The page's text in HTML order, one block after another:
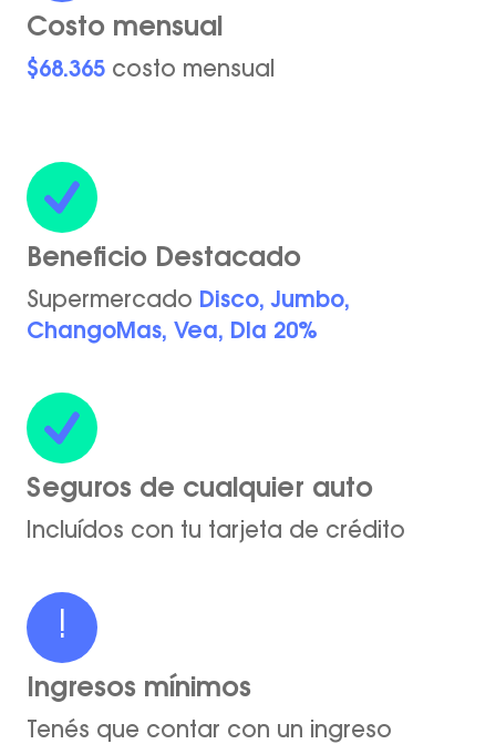
Costo mensual
$68.365 costo mensual
Beneficio Destacado
Supermercado Disco, Jumbo,
ChangoMas, Vea, DIa 20%
Seguros de cualquier auto
Incluídos con tu tarjeta de crédito
!
Ingresos mínimos
Tenés que contar con un ingreso